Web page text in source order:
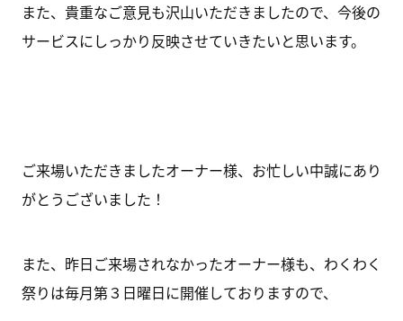
また、貴重なご意見も沢山いただきましたので、今後の
サービスにしっかり反映させていきたいと思います。
ご来場いただきましたオーナー様、お忙しい中誠にあり
がとうございました！
また、昨日ご来場されなかったオーナー様も、わくわく
祭りは毎月第３日曜日に開催しておりますので、